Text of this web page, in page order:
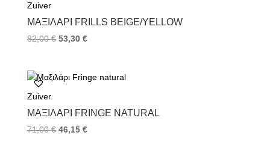
k
Zuiver
ΜΑΞΙΛΆΡΙ FRILLS BEIGE/YELLOW
82,00€ 53,30 €
Zuiver
ΜΑΞΙΛΆΡΙ FRINGE NATURAL
71,00€ 46,15 €